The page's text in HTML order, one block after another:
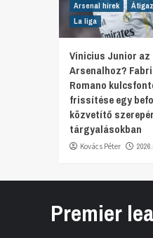
Arsenal hírek
La liga
Vinicius Junior az
Arsenalhoz?
Romano
frissítése egy
közvetítő
tárgyalásokban
Kovács Péter
Premier